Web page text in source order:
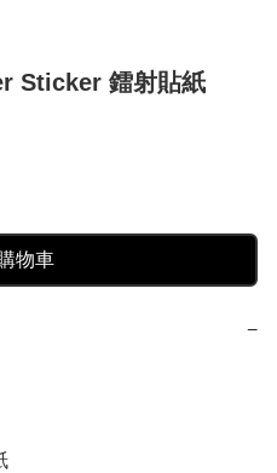
Sticker 鐳射貼紙
物車
−